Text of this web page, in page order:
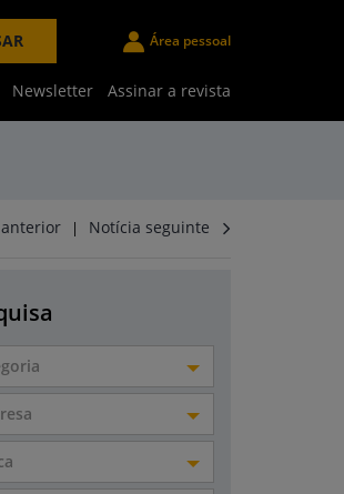
Área pessoal
Newsletter Assinar a revista
| Notícia seguinte